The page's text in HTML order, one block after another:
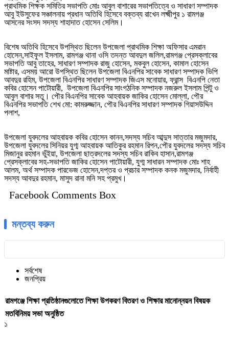
প্রাথমিক শিক্ষক সমিতির সভাপতি মোঃ আবুল বাশারের সভাপতিত্বে ও সাধারণ সম্পাদক
আবু ইউসুফের সঞ্চালনায় প্রধান অতিথি হিসেবে বক্তব্য রাখেন লক্ষ্মীপুর ১ রামগঞ্জ
আসনের সংসদ সদস্য শাহাদাত হোসেন সেলিম।
বিশেষ অতিথি হিসেবে উপস্থিত ছিলেন উপজেলা প্রাথমিক শিক্ষা অফিসার এমরান
হোসেন,সাইফুল ইসলাম, রামগঞ্জ থানা ওসি তদন্ত আবদুল জলিল,রামগঞ্জ প্রেসক্লাবের
সভাপতি আবু তাহের, সাধারণ সম্পাদক রাজু হোসেন, মকবুল হোসেন, কামাল হোসেন
মাষ্টার, এসময় আরো উপস্থিত ছিলেন উপজেলা বিএনপির সাবেক সাধারণ সম্পাদক ভিপি
আবদুর রহিম, উপজেলা বিএনপির সাধারণ সম্পাদক জিএস মনোয়ার, ফ্রান্স বিএনপি নেতা
কবির হোসেন পাটোয়ারী, উপজেলা বিএনপির সাংগঠনিক সম্পাদক নজরুল ইসলাম পিন্টু ও
আবুল বাশার সতু। পৌর বিএনপির সাবেক আহবায়ক জাকির হোসেন মোল্লা, পৌর
বিএনপির সভাপতি শেখ মো: কামরুজ্জান, পৌর বিএনপির সাধারণ সম্পাদক গিয়াসউদ্দিন
পলাশ,
উপজেলা যুবদলের আহবায়ক কবির হোসেন কানন,সদস্য সচিব আব্দুস সাত্তার মজুমদার,
উপজেলা যুবদলের সিনিয়র যুগ্ম আহবায়ক আতিকুর রহমান রিপন,পৌর যুবদলের সদস্য সচিব
মিজানুর রহমান ভুঁইয়া, উপজেলা ছাত্রদলের সদস্য সচিব রাকিব হাসান,রামগঞ্জ
প্রেসক্লাবের সহ-সভাপতি জাকির হোসেন পাটোয়ারী, যুগ্ম সাধারন সম্পাদক মোঃ শাহ
আলম, অর্থ সম্পাদক পারভেজ হোসেন,দপ্তর ও প্রচার সম্পাদক কনক মজুমদার, নির্বাহী
সদস্য আবদুর রহমান, মাসুদ রানা মনি সহ প্রমুখ।
Facebook Comments Box
মন্তব্য করুন
সর্বশেষ
জনপ্রিয়
রামগঞ্জে শিক্ষা প্রতিষ্ঠানগুলোতে শিক্ষা উপকরণ বিতরণ ও শিক্ষার মানোন্নয়ন বিষয়ক
মতবিনিময় সভা অনুষ্ঠিত
১